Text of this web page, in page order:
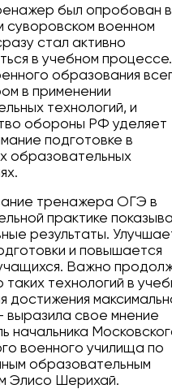
был опробован в
суворовском военном
стал активно
в учебном процессе.
образования
в применении
технологий, и
обороны РФ уделяет
подготовке в
образовательных
тренажера ОГЭ в
практике
результаты.
и повышается
Важно
технологий в
достижения
выразила свое мнение
начальника
военного училища по
образовательным
Элисо Шерихай.